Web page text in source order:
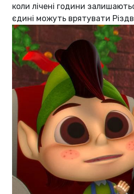
коли лічені години
єдині можуть врятувати